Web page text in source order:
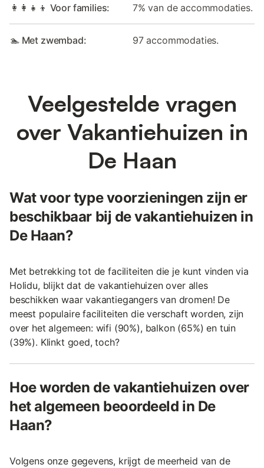
👩‍👩‍👧‍👦 Voor families: 7% van de accommodaties.
🏊 Met zwembad: 97 accommodaties.
Veelgestelde vragen
over Vakantiehuizen in
De Haan
Wat voor type voorzieningen zijn er
beschikbaar bij de vakantiehuizen in
De Haan?
Met betrekking tot de faciliteiten die je kunt vinden via
Holidu, blijkt dat de vakantiehuizen over alles
beschikken waar vakantiegangers van dromen! De
meest populaire faciliteiten die verschaft worden, zijn
over het algemeen: wifi (90%), balkon (65%) en tuin
(39%). Klinkt goed, toch?
Hoe worden de vakantiehuizen over
het algemeen beoordeeld in De
Haan?
Volgens onze gegevens, krijgt de meerheid van de